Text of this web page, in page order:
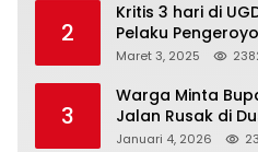
2
Kritis 3 hari di
Pelaku
Melenggang
Tanjungpinang
Maret 3, 2025
3
Warga Minta
Jalan Rusak di
Serdang Bedagai
Januari 4, 2026